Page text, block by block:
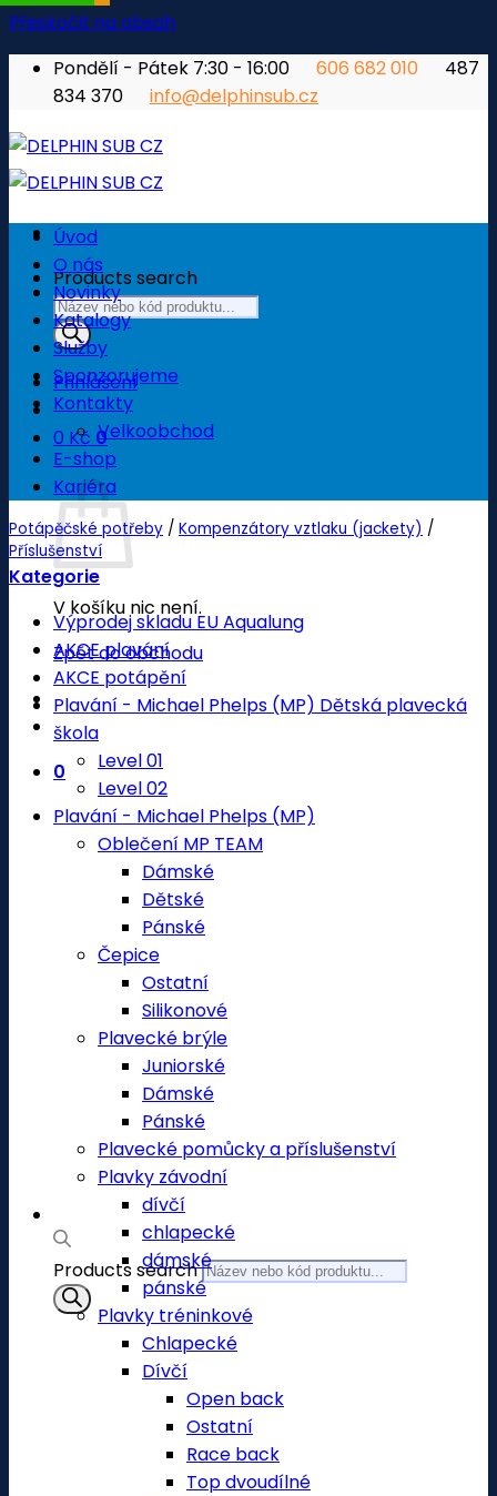
Přeskočit na obsah
Pondělí - Pátek 7:30 - 16:00
606 682 010
487
834 370
info@delphinsub.cz
Products search
Přihlášení
0 Kč 0
Košík
V košíku nic není.
Zpět do obchodu
0
Products search
Úvod
O nás
Novinky
Katalogy
Služby
Sponzorujeme
Kontakty
Velkoobchod
E-shop
Kariéra
Potápěčské potřeby / Kompenzátory vztlaku (jackety) /
Příslušenství
Kategorie
Výprodej skladu EU Aqualung
AKCE plavání
AKCE potápění
Plavání - Michael Phelps (MP) Dětská plavecká
škola
Level 01
Level 02
Plavání - Michael Phelps (MP)
Oblečení MP TEAM
Dámské
Dětské
Pánské
Čepice
Ostatní
Silikonové
Plavecké brýle
Juniorské
Dámské
Pánské
Plavecké pomůcky a příslušenství
Plavky závodní
dívčí
chlapecké
dámské
pánské
Plavky tréninkové
Chlapecké
Dívčí
Open back
Ostatní
Race back
Top dvoudílné